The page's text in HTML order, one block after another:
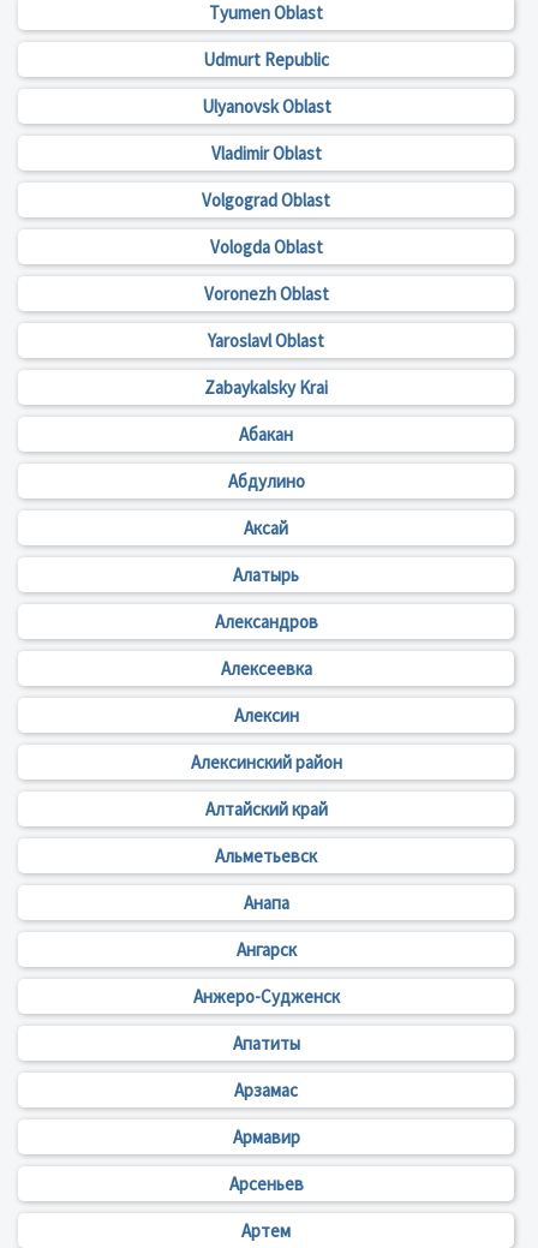
Tyumen Oblast
Udmurt Republic
Ulyanovsk Oblast
Vladimir Oblast
Volgograd Oblast
Vologda Oblast
Voronezh Oblast
Yaroslavl Oblast
Zabaykalsky Krai
Абакан
Абдулино
Аксай
Алатырь
Александров
Алексеевка
Алексин
Алексинский район
Алтайский край
Альметьевск
Анапа
Ангарск
Анжеро-Судженск
Апатиты
Арзамас
Армавир
Арсеньев
Артем